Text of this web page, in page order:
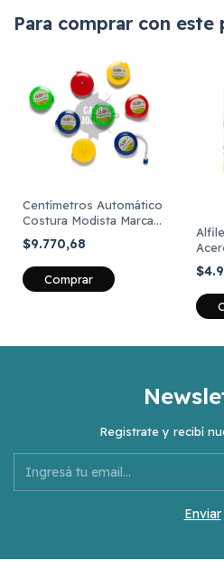
Para comprar con este
Centímetros Automático
Costura Modista Marca
CBX 150cm X 9
Unidades
$9.770,68
Comprar
Registrate y recibí